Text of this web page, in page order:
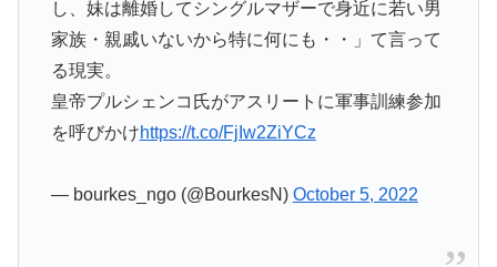
し、妹は離婚してシングルマザーで身近に若い男
家族・親戚いないから特に何にも・・」て言って
る現実。
皇帝プルシェンコ氏がアスリートに軍事訓練参加
を呼びかけhttps://t.co/FjIw2ZiYCz
— bourkes_ngo (@BourkesN) October 5, 2022